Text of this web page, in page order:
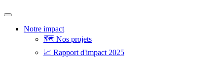
Notre impact
🗺️ Nos projets
📈 Rapport d'impact 2025